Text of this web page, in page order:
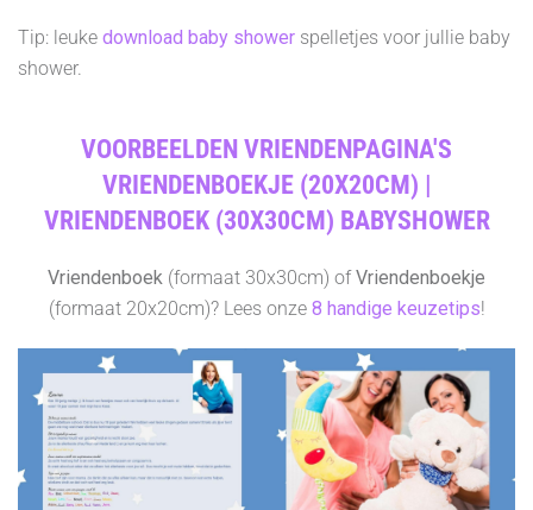
Tip: leuke download baby shower spelletjes voor jullie baby
shower.
VOORBEELDEN VRIENDENPAGINA'S
VRIENDENBOEKJE (20X20CM) |
VRIENDENBOEK (30X30CM) BABYSHOWER
Vriendenboek (formaat 30x30cm) ofVriendenboekje
(formaat 20x20cm)? Lees onze8 handige keuzetips!